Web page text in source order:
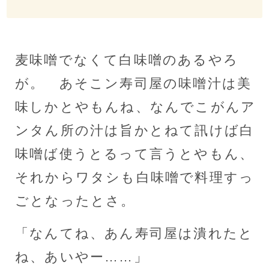
麦味噌でなくて白味噌のあるやろ
が。 あそこン寿司屋の味噌汁は美
味しかとやもんね、なんでこがんア
ンタん所の汁は旨かとねて訊けば白
味噌ば使うとるって言うとやもん、
それからワタシも白味噌で料理すっ
ごとなったとさ。
「なんてね、あん寿司屋は潰れたと
ね、あいやー……」